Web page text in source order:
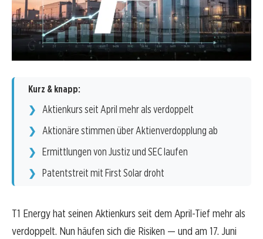
Kurz & knapp:
Aktienkurs seit April mehr als verdoppelt
Aktionäre stimmen über Aktienverdopplung ab
Ermittlungen von Justiz und SEC laufen
Patentstreit mit First Solar droht
T1 Energy hat seinen Aktienkurs seit dem April-Tief mehr als
verdoppelt. Nun häufen sich die Risiken — und am 17. Juni